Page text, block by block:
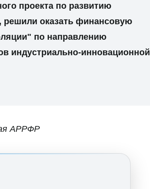
проекта по развитию
решили оказать финансовую
по направлению
индустриально-инновационной
АРРФР